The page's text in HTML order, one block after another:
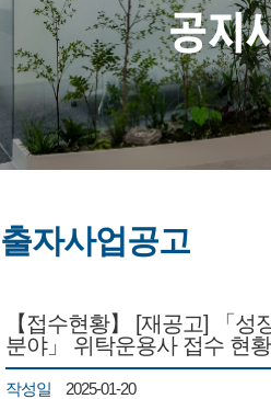
공지
출자사업공고
【접수현황】 [재공고] 「성
분야」 위탁운용사 접수 현황
작성일 2025-01-20